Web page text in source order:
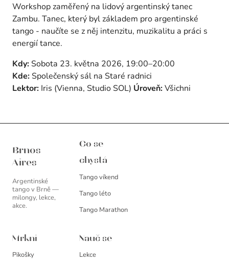
Workshop zaměřený na lidový argentinský tanec
Zambu. Tanec, který byl základem pro argentinské
tango - naučíte se z něj intenzitu, muzikalitu a práci s
energií tance.
Kdy: Sobota 23. května 2026, 19:00–20:00
Kde: Společenský sál na Staré radnici
Lektor: Iris (Vienna, Studio SOL) Úroveň:Všichni
Brnos
Aires
Argentinské
tango v Brně —
milongy, lekce,
akce.
Co se
chystá
Tango víkend
Tango léto
Tango Marathon
Mrkni
Pikošky
Nauč se
Lekce